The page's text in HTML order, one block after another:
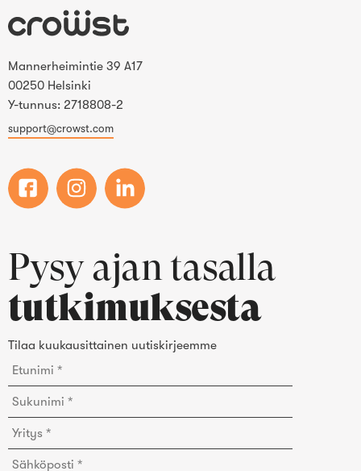
Mannerheimintie 39 A17
00250 Helsinki
Y-tunnus: 2718808-2
support@crowst.com
Pysy ajan tasalla
tutkimuksesta
Tilaa kuukausittainen uutiskirjeemme